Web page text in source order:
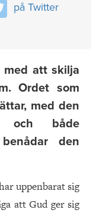
på Twitter
med att skilja
Ordet som
med den
och både
den
uppenbarat sig
att Gud ger sig